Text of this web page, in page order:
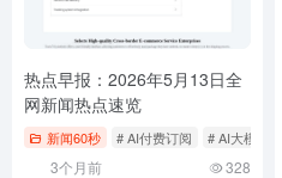
热点早报：2026年5月13日全
网新闻热点速览
新闻60秒 # AI付费订阅 # AI大模型
3个月前 328